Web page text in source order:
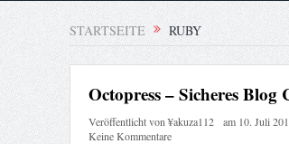
STARTSEITE RUBY
Octopress – Sicheres Blog
Veröffentlicht von¥akuza112 am 10. Juli
Keine Kommentare